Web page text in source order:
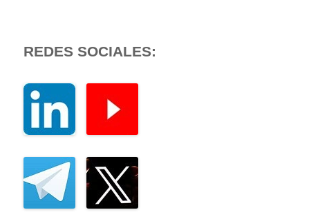
REDES SOCIALES: